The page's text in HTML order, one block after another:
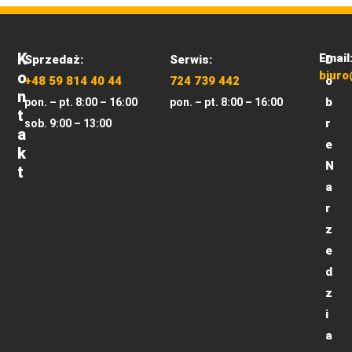
K
O
N
T
A
K
T
Sprzedaż:
+48 59 814 40 44
pon. – pt. 8:00 – 16:00
sob. 9:00 – 13:00
Serwis:
724 739 442
pon. – pt. 8:00 – 16:00
Email:
D
o
b
r
e
N
a
r
z
e
d
z
i
a